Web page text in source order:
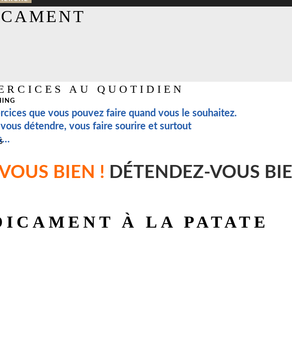
AU QUOTIDIEN
que vous pouvez faire quand vous le souhaitez.
vous détendre, vous faire sourire et surtout
BIEN ! DÉTENDEZ-VOUS
À LA PATATE